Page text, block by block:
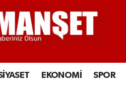
EKONOMİ SPOR